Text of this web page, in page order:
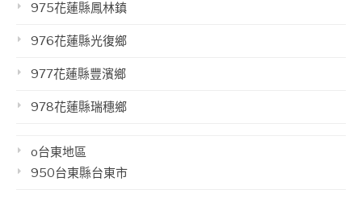
975花蓮縣鳳林鎮
976花蓮縣光復鄉
977花蓮縣豐濱鄉
978花蓮縣瑞穗鄉
o台東地區
950台東縣台東市